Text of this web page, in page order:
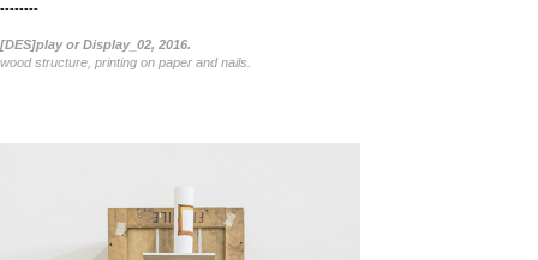
--------
[DES]play or Display_02, 2016.
wood structure, printing on paper and nails.